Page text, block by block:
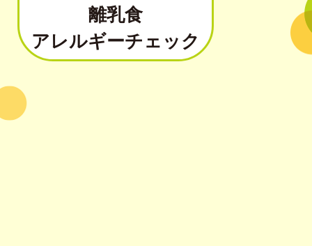
離乳食
アレルギーチェック